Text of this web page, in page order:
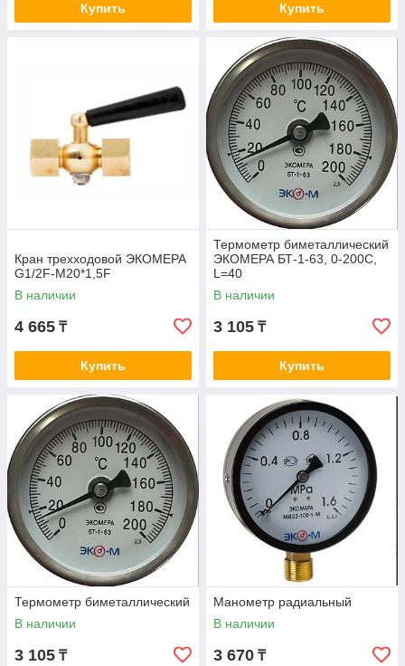
Купить Купить
Кран трехходовой ЭКОМЕРА
G1/2F-M20*1,5F
В наличии
4 665 ₸
Купить
Термометр биметаллический
ЭКОМЕРА БТ-1-63, 0-200С,
L=40
В наличии
3 105 ₸
Купить
Термометр биметаллический
В наличии
3 105 ₸
Манометр радиальный
В наличии
3 670 ₸